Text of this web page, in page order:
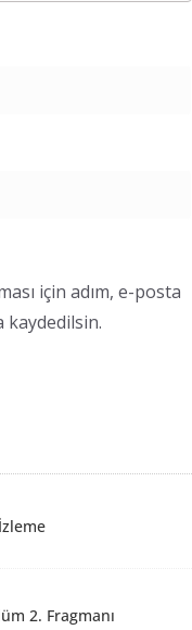
için adım, e-posta
kaydedilsin.
2. Fragmanı